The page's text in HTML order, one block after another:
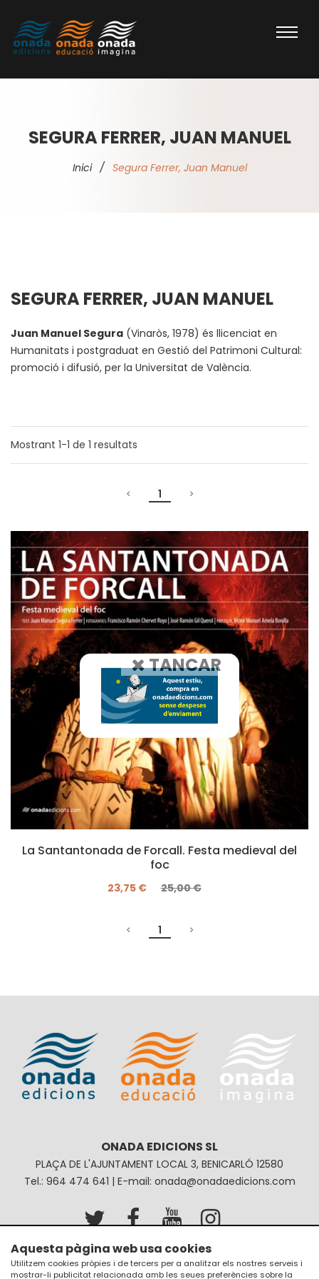
SEGURA FERRER, JUAN MANUEL
Inici / Segura Ferrer, Juan Manuel
SEGURA FERRER, JUAN MANUEL
Juan Manuel Segura (Vinaròs, 1978) és llicenciat en
Humanitats i postgraduat en Gestió del Patrimoni Cultural:
promoció i difusió, per la Universitat de València.
Mostrant 1-1 de 1 resultats
1
La Santantonada de Forcall. Festa medieval del
foc
23,75 € 25,00 €
1
ONADA EDICIONS SL
PLAÇA DE L'AJUNTAMENT LOCAL 3, BENICARLÓ 12580
Tel.: 964 474 641 | E-mail: onada@onadaedicions.com
Avís legal Política de privacitat
TANCAR
Aquesta pàgina web usa cookies
Utilitzem cookies pròpies i de tercers per a analitzar els nostres serveis i
mostrar-li publicitat relacionada amb les seues preferències sobre la